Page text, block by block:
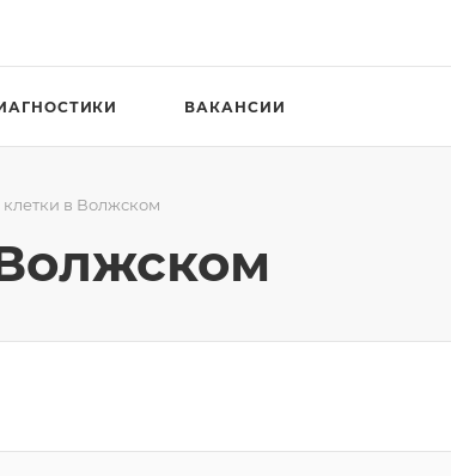
ВАКАНСИИ
клетки в Волжском